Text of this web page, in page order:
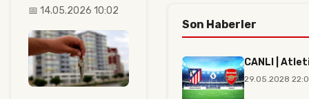
📅 14.05.2026 10:02
Son Haberler
CANLI |
29.05.2028